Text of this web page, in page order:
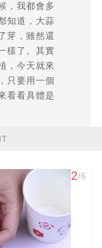
，我都會多
知道，大蒜
芽，雖然還
樣了。其實
，今天就來
只要用一個
看看具體是
2/6